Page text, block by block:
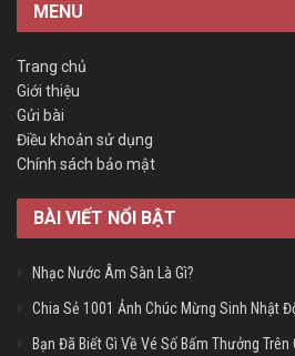
MENU
Trang chủ
Giới thiệu
Gửi bài
Điều khoản sử dụng
Chính sách bảo mật
BÀI VIẾT NỔI BẬT
Nhạc Nước Âm Sàn Là Gì?
Chia Sẻ 1001 Ảnh Chúc Mừng Sinh Nhật
Bạn Đã Biết Gì Về Vé Số Bấm Thưởng